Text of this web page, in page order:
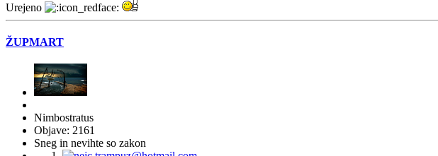
Urejeno
ŽUPMART
Nimbostratus
Objave: 2161
Sneg in nevihte so zakon